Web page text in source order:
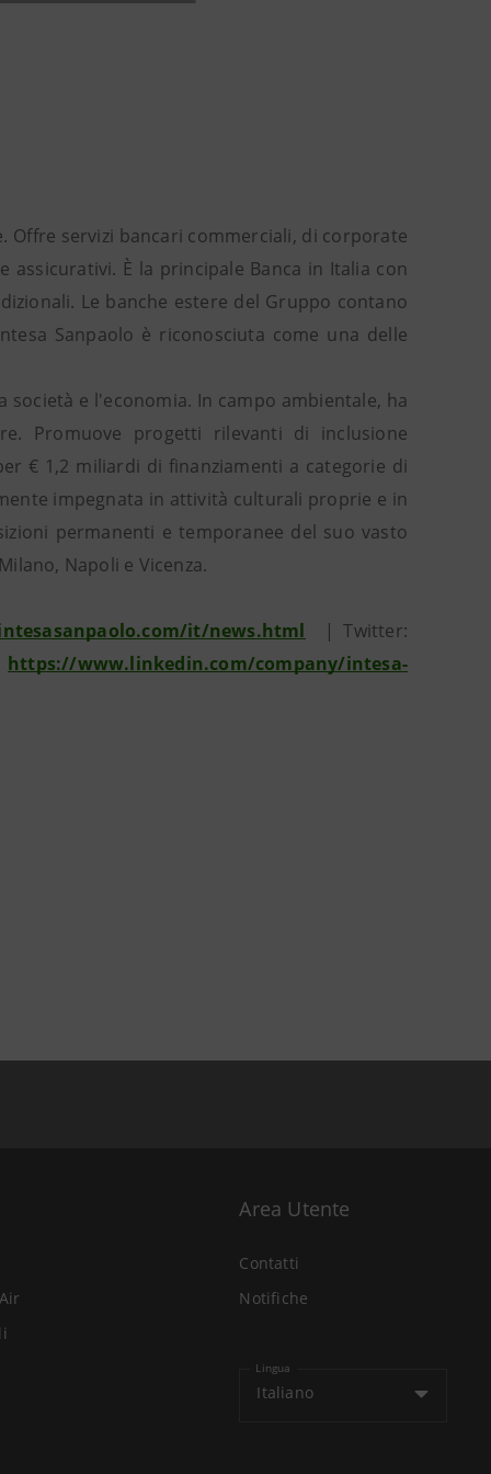
Offre servizi bancari commerciali, di corporate
È la principale Banca in Italia con
Le banche estere del Gruppo contano
Sanpaolo è riconosciuta come una delle
e l'economia. In campo ambientale, ha
Promuove progetti rilevanti di inclusione
€ 1,2 miliardi di finanziamenti a categorie di
impegnata in attività culturali proprie e in
permanenti e temporanee del suo vasto
Napoli e Vicenza.
it/news.html | Twitter:
https://www.linkedin.com/company/intesa-
Area Utente
Contatti
Notifiche
Lingua
Italiano